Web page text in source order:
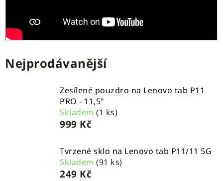
Nejprodávanější
Zesílené pouzdro na Lenovo tab P11
PRO - 11,5"
Skladem (1 ks)
999 Kč
Tvrzené sklo na Lenovo tab P11/11 5G
Skladem (91 ks)
249 Kč